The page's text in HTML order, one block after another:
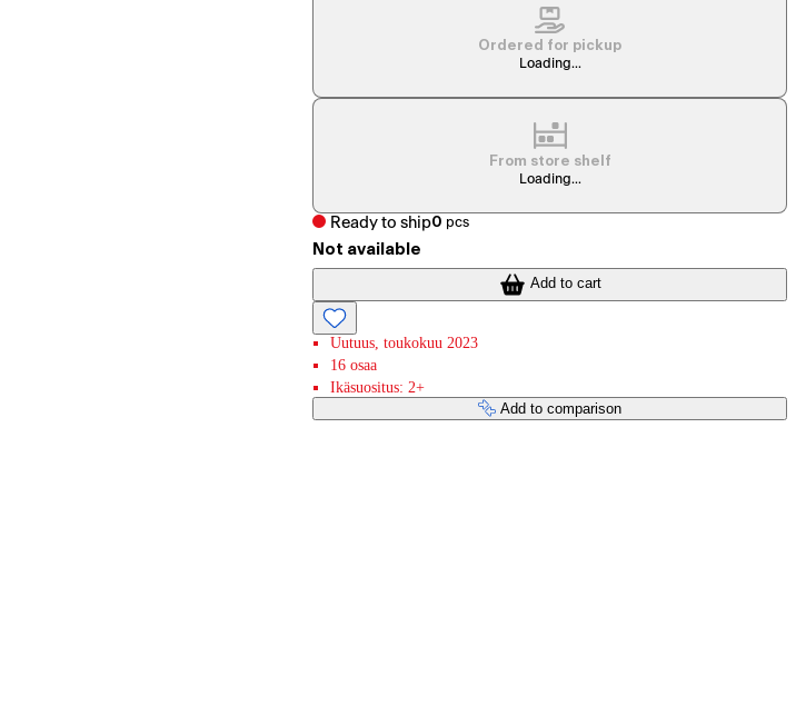
Ordered for pickup
Loading...
From store shelf
Loading...
Ready to ship0 pcs
Not available
Add to cart
Uutuus, toukokuu 2023
16 osaa
Ikäsuositus: 2+
Add to comparison